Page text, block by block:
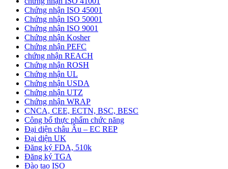
Chứng nhận ISO 45001
Chứng nhận ISO 50001
Chứng nhận ISO 9001
Chứng nhận Kosher
Chứng nhận PEFC
chứng nhận REACH
Chứng nhận ROSH
Chứng nhận UL
Chứng nhận USDA
Chứng nhận UTZ
Chứng nhận WRAP
CNCA, CEE, ECTN, BSC, BESC
Công bố thực phẩm chức năng
Đại diện châu Âu – EC REP
Đại diện UK
Đăng ký FDA, 510k
Đăng ký TGA
Đào tạo ISO